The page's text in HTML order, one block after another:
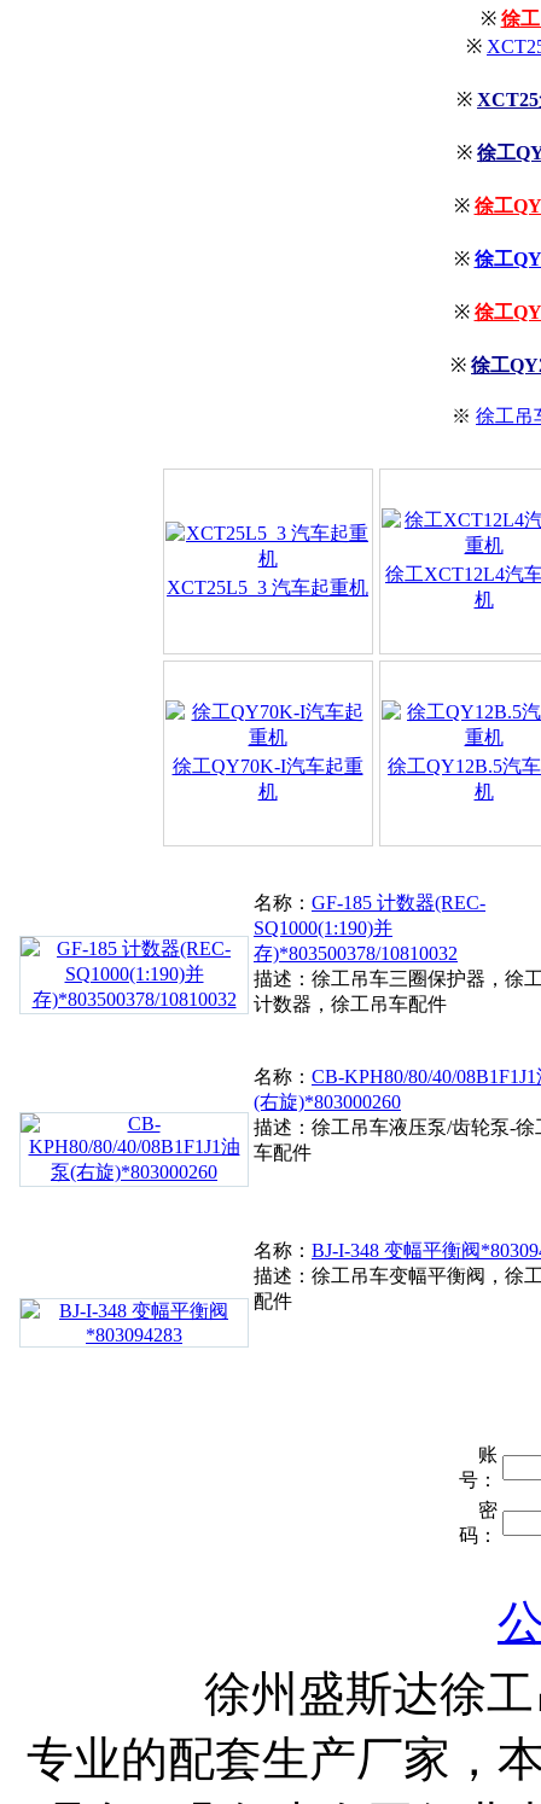
※ 徐
※
※
※ 徐工
※ 徐工
※ 徐工
※ 徐工
※ 徐工
※ 徐工吊
XCT25L5_3 汽车起重机
徐工XCT12L4汽
机
徐工QY70K-I汽车起重
机
徐工QY12B.5汽
机
名称： GF-185 计数器(REC-
SQ1000(1:190)并
存)*803500378/10810032
描述：徐工吊车三圈保护器，徐
计数器，徐工吊车配件
名称： CB-KPH80/80/40/
(右旋)*803000260
描述：徐工吊车液压泵/齿轮泵-徐
车配件
名称： BJ-I-348 变幅平衡阀
描述：徐工吊车变幅平衡阀，徐
配件
账
号：
密
码：
徐州盛斯达徐工吊
专业的配套生产厂家，